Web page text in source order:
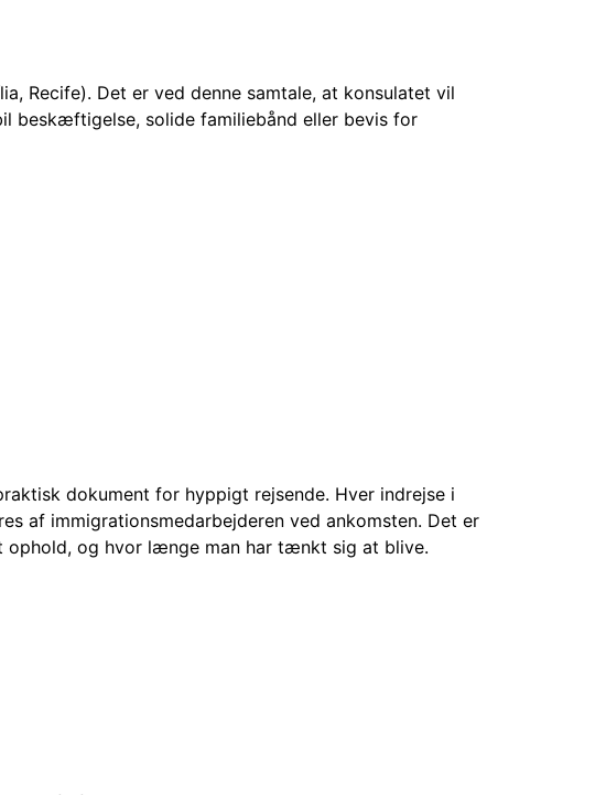
Recife). Det er ved denne samtale, at konsulatet vil
beskæftigelse, solide familiebånd eller bevis for
dokument for hyppigt rejsende. Hver indrejse i
af immigrationsmedarbejderen ved ankomsten. Det er
og hvor længe man har tænkt sig at blive.